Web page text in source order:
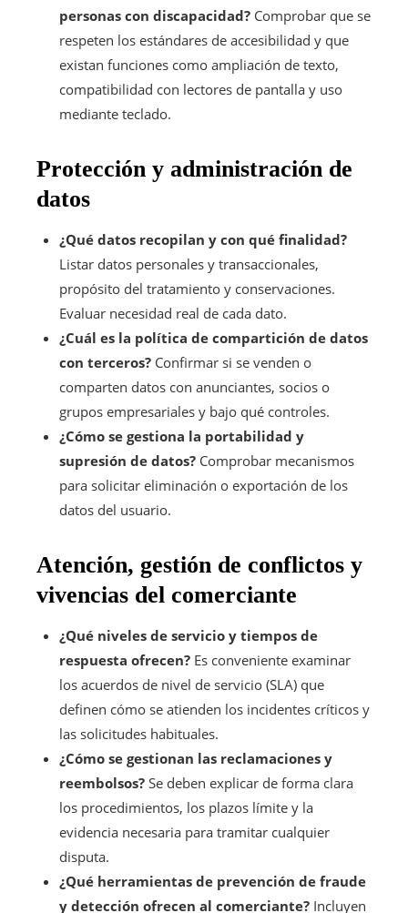
personas con discapacidad? Comprobar que se
respeten los estándares de accesibilidad y que
existan funciones como ampliación de texto,
compatibilidad con lectores de pantalla y uso
mediante teclado.
Protección y administración de
datos
¿Qué datos recopilan y con qué finalidad?
Listar datos personales y transaccionales,
propósito del tratamiento y conservaciones.
Evaluar necesidad real de cada dato.
¿Cuál es la política de compartición de datos
con terceros? Confirmar si se venden o
comparten datos con anunciantes, socios o
grupos empresariales y bajo qué controles.
¿Cómo se gestiona la portabilidad y
supresión de datos? Comprobar mecanismos
para solicitar eliminación o exportación de los
datos del usuario.
Atención, gestión de conflictos y
vivencias del comerciante
¿Qué niveles de servicio y tiempos de
respuesta ofrecen? Es conveniente examinar
los acuerdos de nivel de servicio (SLA) que
definen cómo se atienden los incidentes críticos y
las solicitudes habituales.
¿Cómo se gestionan las reclamaciones y
reembolsos? Se deben explicar de forma clara
los procedimientos, los plazos límite y la
evidencia necesaria para tramitar cualquier
disputa.
¿Qué herramientas de prevención de fraude
y detección ofrecen al comerciante? Incluyen